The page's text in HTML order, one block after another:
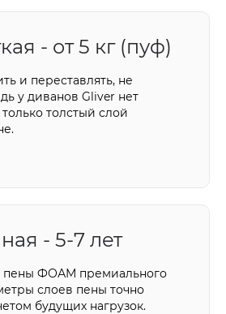
- от 5 кг (пуф)
и переставлять, не
у диванов Gliver нет
толстый слой
- 5-7 лет
пены ФОАМ премиального
слоев пены точно
будущих нагрузок.